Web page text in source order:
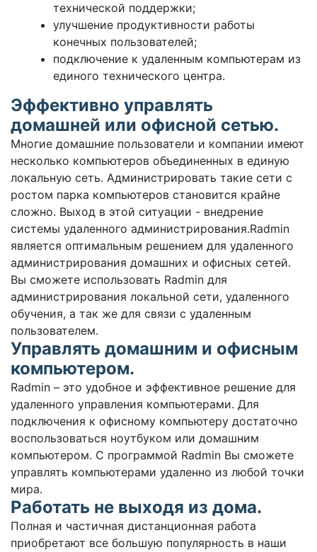
технической поддержки;
улучшение продуктивности работы
конечных пользователей;
подключение к удаленным компьютерам из
единого технического центра.
Эффективно управлять
домашней или офисной сетью.
Многие домашние пользователи и компании имеют
несколько компьютеров объединенных в единую
локальную сеть. Администрировать такие сети с
ростом парка компьютеров становится крайне
сложно. Выход в этой ситуации - внедрение
системы удаленного администрирования.Radmin
является оптимальным решением для удаленного
администрирования домашних и офисных сетей.
Вы сможете использовать Radmin для
администрирования локальной сети, удаленного
обучения, а так же для связи с удаленным
пользователем.
Управлять домашним и офисным
компьютером.
Radmin – это удобное и эффективное решение для
удаленного управления компьютерами. Для
подключения к офисному компьютеру достаточно
воспользоваться ноутбуком или домашним
компьютером. С программой Radmin Вы сможете
управлять компьютерами удаленно из любой точки
мира.
Работать не выходя из дома.
Полная и частичная дистанционная работа
приобретают все большую популярность в наши